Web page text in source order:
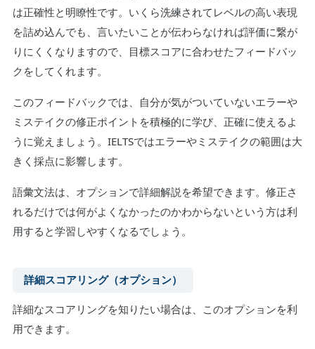
は正確性と明瞭性です。いくら洗練されてレベルの高い表現
を詰め込んでも、言いたいことが伝わらなければ評価に繋が
りにくくなりますので、目標スコアに合わせたフィードバッ
クをしてくれます。
このフィードバックでは、自分が気がついていないエラーや
ミステイクの修正ポイントを積極的に学び、正確に使えるよ
うに覚えましょう。IELTSではエラーやミステイクの範囲は大
きく採点に影響します。
語彙文法は、オプションで詳細解説を希望できます。修正さ
れるだけでは何がよくなかったのかわからないという方は利
用すると学習しやすくなるでしょう。
詳細スコアリング（オプション）
詳細なスコアリングを知りたい場合は、このオプションを利
用できます。